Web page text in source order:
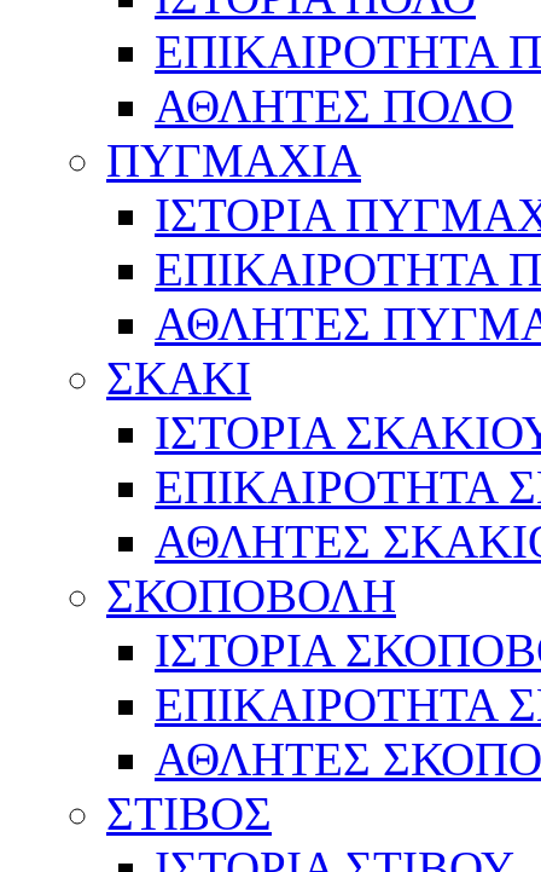
ΕΠΙΚΑΙΡΟΤΗΤΑ
ΑΘΛΗΤΕΣ ΠΟΛΟ
ΠΥΓΜΑΧΙΑ
ΙΣΤΟΡΙΑ
ΕΠΙΚΑΙΡΟΤΗΤΑ
ΑΘΛΗΤΕΣ
ΣΚΑΚΙ
ΙΣΤΟΡΙΑ
ΕΠΙΚΑΙΡΟΤΗΤΑ
ΑΘΛΗΤΕΣ
ΣΚΟΠΟΒΟΛΗ
ΙΣΤΟΡΙΑ
ΕΠΙΚΑΙΡΟΤΗΤΑ
ΑΘΛΗΤΕΣ
ΣΤΙΒΟΣ